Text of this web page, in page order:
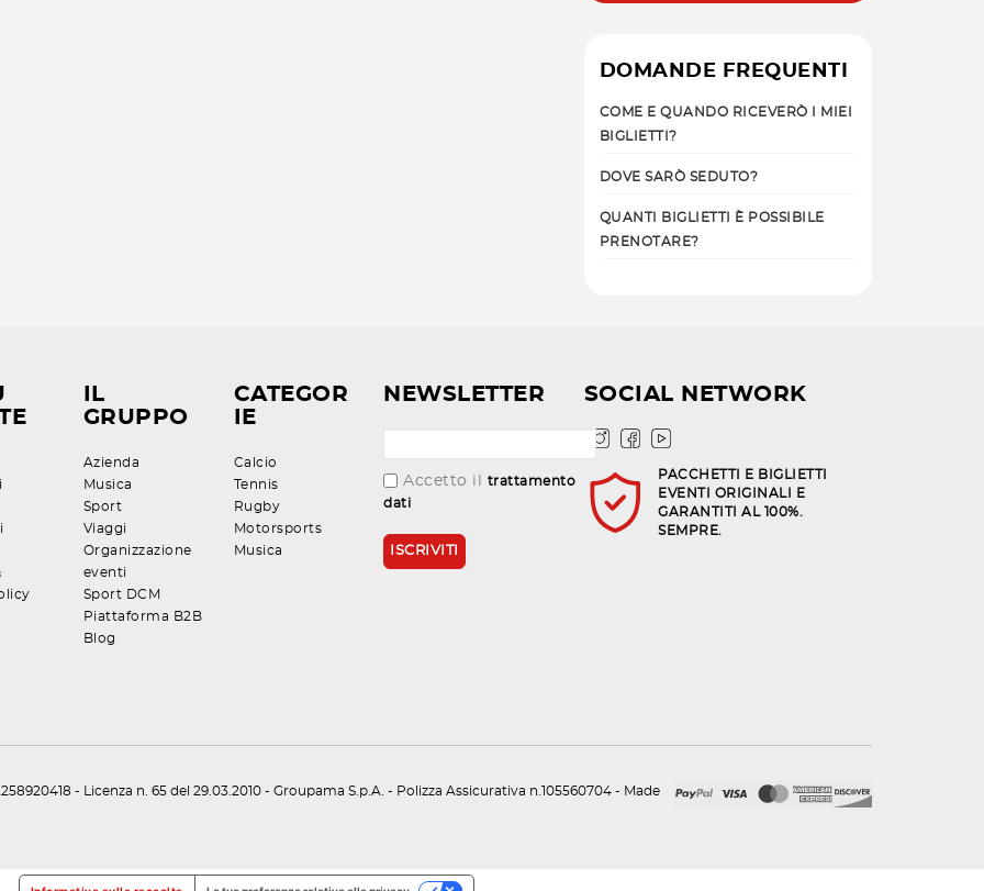
DOMANDE FREQUENTI
COME E QUANDO RICEVERÒ I MIEI
BIGLIETTI?
DOVE SARÒ SEDUTO?
QUANTI BIGLIETTI È POSSIBILE
PRENOTARE?
IL
GRUPPO
Azienda
Musica
Sport
Viaggi
Organizzazione
eventi
Sport DCM
Piattaforma B2B
Blog
CATEGOR
IE
Calcio
Tennis
Rugby
Motorsports
Musica
NEWSLETTER
Accetto il trattamento
dati
SOCIAL NETWORK
PACCHETTI E BIGLIETTI
EVENTI ORIGINALI E
GARANTITI AL 100%.
SEMPRE.
- Licenza n. 65 del 29.03.2010 - Groupama S.p.A. - Polizza Assicurativa n.105560704 - Made